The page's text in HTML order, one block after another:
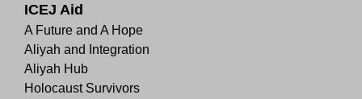
ICEJ Aid
A Future and A Hope
Aliyah and Integration
Aliyah Hub
Holocaust Survivors